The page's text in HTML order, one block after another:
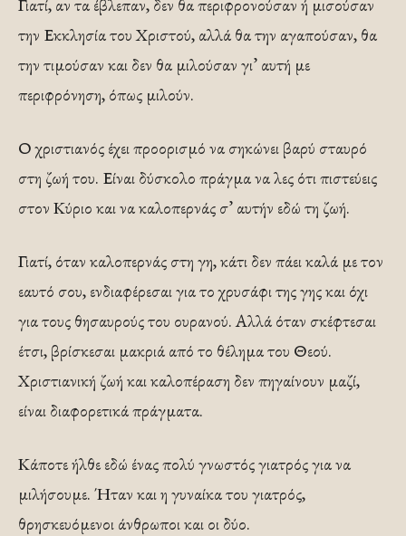
Γιατί, αν τα έβλεπαν, δεν θα περιφρονούσαν ή μισούσαν
την Εκκλησία του Χριστού, αλλά θα την αγαπούσαν, θα
την τιμούσαν και δεν θα μιλούσαν γι’ αυτή με
περιφρόνηση, όπως μιλούν.
Ο χριστιανός έχει προορισμό να σηκώνει βαρύ σταυρό
στη ζωή του. Είναι δύσκολο πράγμα να λες ότι πιστεύεις
στον Κύριο και να καλοπερνάς σ’ αυτήν εδώ τη ζωή.
Γιατί, όταν καλοπερνάς στη γη, κάτι δεν πάει καλά με τον
εαυτό σου, ενδιαφέρεσαι για το χρυσάφι της γης και όχι
για τους θησαυρούς του ουρανού. Αλλά όταν σκέφτεσαι
έτσι, βρίσκεσαι μακριά από το θέλημα του Θεού.
Χριστιανική ζωή και καλοπέραση δεν πηγαίνουν μαζί,
είναι διαφορετικά πράγματα.
Κάποτε ήλθε εδώ ένας πολύ γνωστός γιατρός για να
μιλήσουμε. Ήταν και η γυναίκα του γιατρός,
θρησκευόμενοι άνθρωποι και οι δύο.